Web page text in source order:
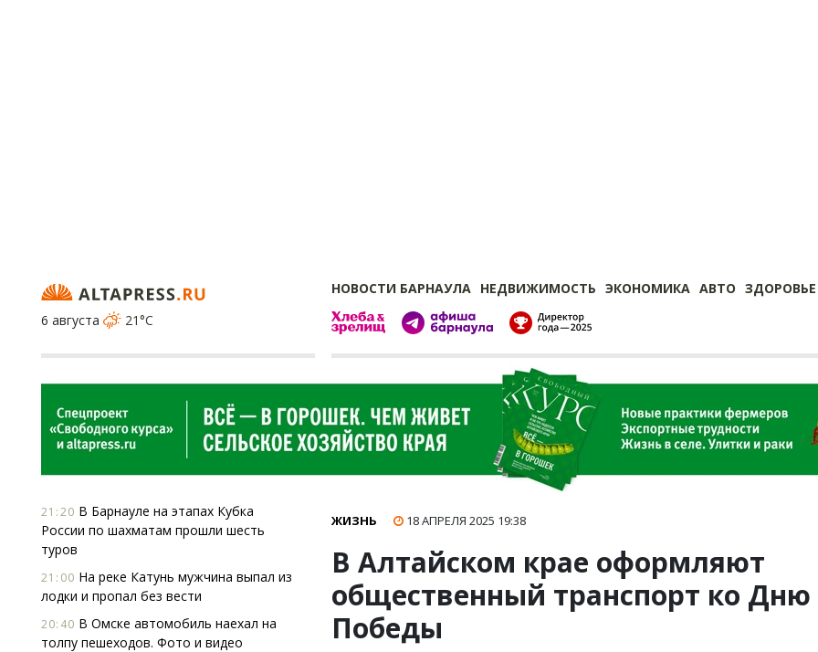
НОВОСТИ БАРНАУЛА НЕДВИЖИМОСТЬ ЭКОНОМИКА АВТО ЗДОРОВЬЕ
6 августа
21°C
21:20 В Барнауле на этапах Кубка
России по шахматам прошли шесть
туров
21:00 На реке Катунь мужчина выпал из
лодки и пропал без вести
20:40 В Омске автомобиль наехал на
толпу пешеходов. Фото и видео
ЖИЗНЬ 18 АПРЕЛЯ 2025 19:38
В Алтайском крае оформляют
общественный транспорт ко Дню
Победы